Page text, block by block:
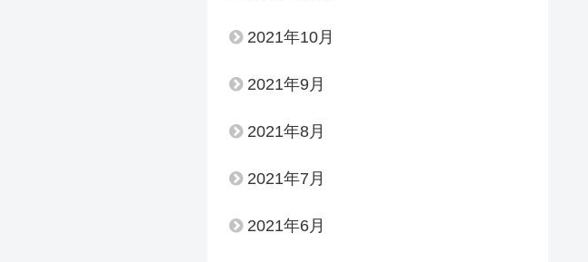
2021年10月
2021年9月
2021年8月
2021年7月
2021年6月